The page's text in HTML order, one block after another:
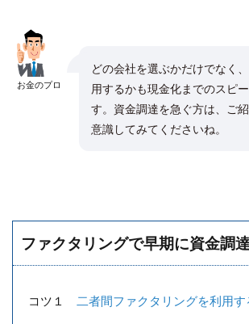
お金のプロ
どの会社を選ぶかだけでなく
用するかも現金化までのスピ
す。資金調達を急ぐ方は、ご
意識してみてくださいね。
ファクタリングで早期に資金調
コツ１ 二者間ファクタリングを利用す